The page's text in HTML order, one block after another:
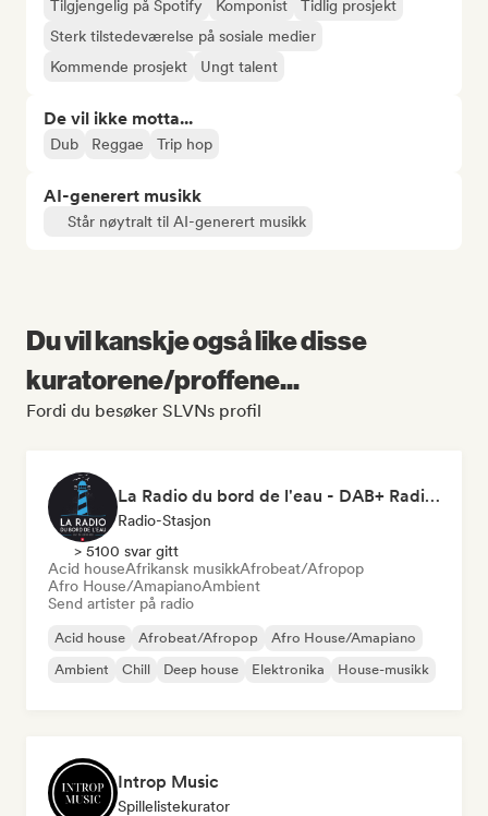
Tilgjengelig på Spotify Komponist
Tidlig prosjekt
Sterk tilstedeværelse på sosiale medier
Kommende prosjekt
Ungt talent
De vil ikke motta...
Dub Reggae Trip hop
AI-generert musikk
Står nøytralt til AI-generert musikk
Du vil kanskje også like disse
kuratorene/proffene...
Fordi du besøker SLVNs profil
La Radio du bord de l'eau - DAB+ Radio Station (Switzerland)
Radio-Stasjon
> 5100 svar gitt
Acid houseAfrikansk musikkAfrobeat/Afropop
Afro House/AmapianoAmbient
Send artister på radio
Acid house Afrobeat/Afropop
Afro House/Amapiano
Ambient
Chill Deep house Elektronika House-musikk
Introp Music
Spillelistekurator